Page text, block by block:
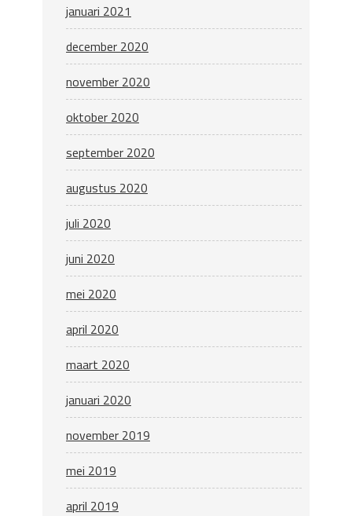
januari 2021
december 2020
november 2020
oktober 2020
september 2020
augustus 2020
juli 2020
juni 2020
mei 2020
april 2020
maart 2020
januari 2020
november 2019
mei 2019
april 2019